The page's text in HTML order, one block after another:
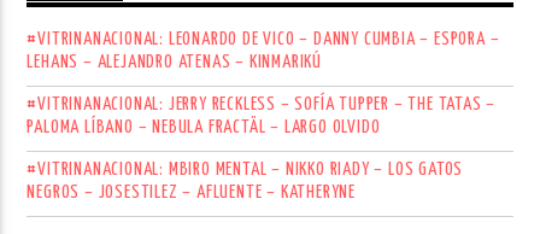
#VITRINANACIONAL: LEONARDO DE VICO – DANNY CUMBIA – ESPORA –
LEHANS – ALEJANDRO ATENAS – KINMARIKÚ
#VITRINANACIONAL: JERRY RECKLESS – SOFÍA TUPPER – THE TATAS –
PALOMA LÍBANO – NEBULA FRACTÄL – LARGO OLVIDO
#VITRINANACIONAL: MBIRO MENTAL – NIKKO RIADY – LOS GATOS
NEGROS – JOSESTILEZ – AFLUENTE – KATHERYNE